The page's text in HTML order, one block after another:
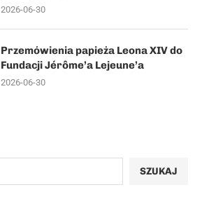
2026-06-30
Przemówienia papieża Leona XIV do
Fundacji Jérôme’a Lejeune’a
2026-06-30
SZUKAJ